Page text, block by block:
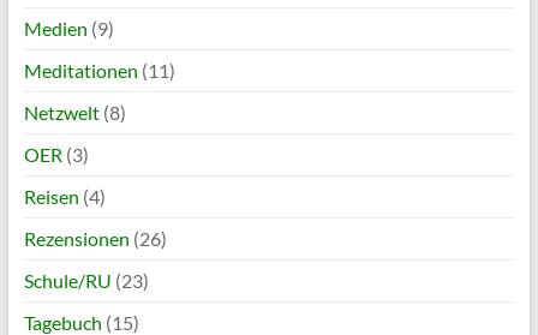
Medien (9)
Meditationen (11)
Netzwelt(8)
OER (3)
Reisen (4)
Rezensionen (26)
Schule/RU (23)
Tagebuch (15)